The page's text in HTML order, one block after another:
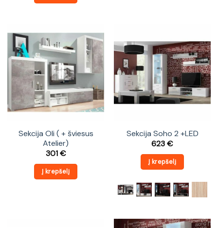
Sekcija Oli ( + šviesus
Atelier)
301€
Į krepšelį
Sekcija Soho 2 +LED
623€
Į krepšelį